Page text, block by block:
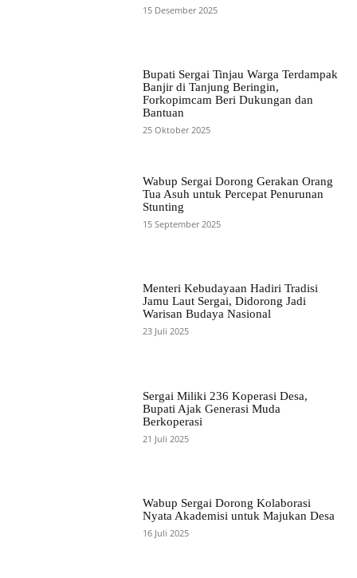
15 Desember 2025
Bupati Sergai Tinjau Warga Terdampak
Banjir di Tanjung Beringin,
Forkopimcam Beri Dukungan dan
Bantuan
25 Oktober 2025
Wabup Sergai Dorong Gerakan Orang
Tua Asuh untuk Percepat Penurunan
Stunting
15 September 2025
Menteri Kebudayaan Hadiri Tradisi
Jamu Laut Sergai, Didorong Jadi
Warisan Budaya Nasional
23 Juli 2025
Sergai Miliki 236 Koperasi Desa,
Bupati Ajak Generasi Muda
Berkoperasi
21 Juli 2025
Wabup Sergai Dorong Kolaborasi
Nyata Akademisi untuk Majukan Desa
16 Juli 2025